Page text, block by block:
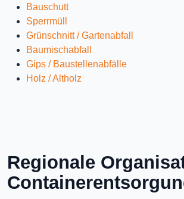
Bauschutt
Sperrmüll
Grünschnitt / Gartenabfall
Baumischabfall
Gips / Baustellenabfälle
Holz / Altholz
Regionale